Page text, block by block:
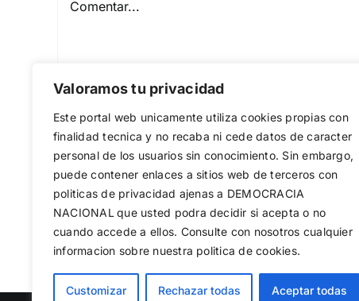
Valoramos tu privacidad
Este portal web unicamente utiliza cookies propias con
finalidad tecnica y no recaba ni cede datos de caracter
personal de los usuarios sin conocimiento. Sin embargo,
puede contener enlaces a sitios web de terceros con
politicas de privacidad ajenas a DEMOCRACIA
NACIONAL que usted podra decidir si acepta o no
cuando accede a ellos. Consulte con nosotros cualquier
informacion sobre nuestra politica de cookies.
Customizar Rechazar todas Aceptar todas
Guardar mi nombre, email y sitio web en
Utilizamos cookies propias y de